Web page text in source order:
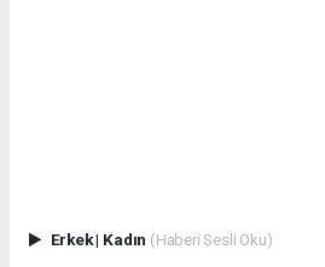
Erkek| Kadın (Haberi Sesli Oku)